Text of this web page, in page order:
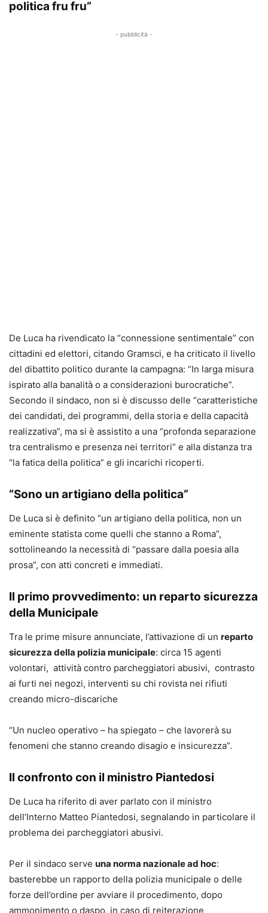
politica fru fru”
- pubblicità -
De Luca ha rivendicato la “connessione sentimentale” con
cittadini ed elettori, citando Gramsci, e ha criticato il livello
del dibattito politico durante la campagna: “In larga misura
ispirato alla banalità o a considerazioni burocratiche”.
Secondo il sindaco, non si è discusso delle “caratteristiche
dei candidati, dei programmi, della storia e della capacità
realizzativa”, ma si è assistito a una “profonda separazione
tra centralismo e presenza nei territori” e alla distanza tra
“la fatica della politica” e gli incarichi ricoperti.
“Sono un artigiano della politica”
De Luca si è definito “un artigiano della politica, non un
eminente statista come quelli che stanno a Roma”,
sottolineando la necessità di “passare dalla poesia alla
prosa”, con atti concreti e immediati.
Il primo provvedimento: un reparto sicurezza
della Municipale
Tra le prime misure annunciate, l’attivazione di un reparto
sicurezza della polizia municipale: circa 15 agenti
volontari, attività contro parcheggiatori abusivi, contrasto
ai furti nei negozi, interventi su chi rovista nei rifiuti
creando micro-discariche
“Un nucleo operativo – ha spiegato – che lavorerà su
fenomeni che stanno creando disagio e insicurezza”.
Il confronto con il ministro Piantedosi
De Luca ha riferito di aver parlato con il ministro
dell’Interno Matteo Piantedosi, segnalando in particolare il
problema dei parcheggiatori abusivi.
Per il sindaco serve una norma nazionale ad hoc:
basterebbe un rapporto della polizia municipale o delle
forze dell’ordine per avviare il procedimento, dopo
ammonimento o daspo, in caso di reiterazione